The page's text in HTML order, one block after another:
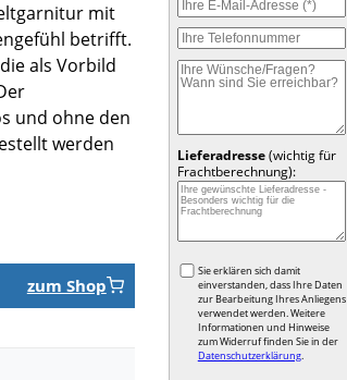
mit
betrifft.
als Vorbild
und ohne den
werden
zum Shop
Lieferadresse(wichtig für
Frachtberechnung):
Sie erklären sich damit
einverstanden, dass Ihre Daten
zur Bearbeitung Ihres Anliegens
verwendet werden. Weitere
Informationen und Hinweise
zum Widerruf finden Sie in der
Datenschutzerklärung.